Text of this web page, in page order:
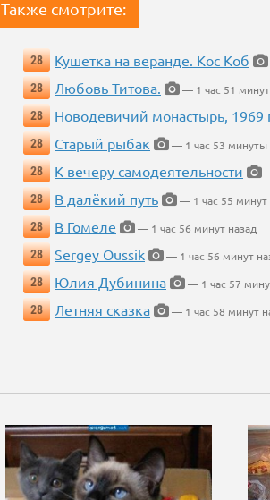
Также смотрите:
28 Кушетка на веранде. Кос Коб
28
Любовь Титова.
— 1 час 51
28
Новодевичий монастырь, 1969
28
Старый рыбак
— 1 час 53 минуты
28
К вечеру самодеятельности
28
В далёкий путь
— 1 час 55 минут
28
В Гомеле
— 1 час 56 минут назад
28
Sergey Oussik
— 1 час 56 минут
28
Юлия Дубинина
— 1 час 57
28
Летняя сказка — 1 час 58 минут